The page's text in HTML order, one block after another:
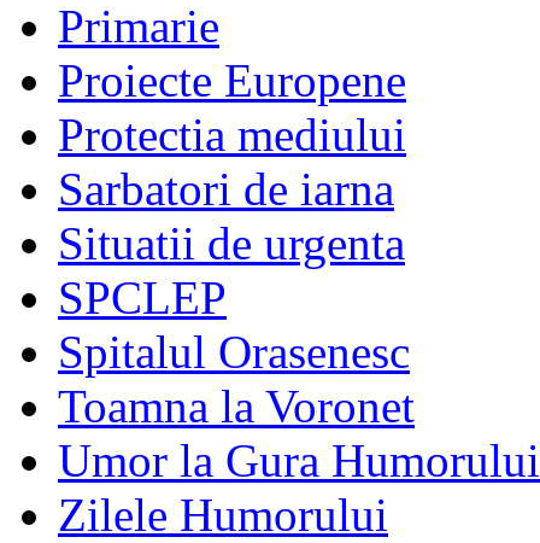
Primarie
Proiecte Europene
Protectia mediului
Sarbatori de iarna
Situatii de urgenta
SPCLEP
Spitalul Orasenesc
Toamna la Voronet
Umor la Gura Humorului
Zilele Humorului